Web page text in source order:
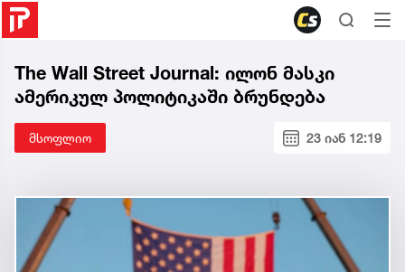
The Wall Street Journal: ილონ მასკი
ამერიკულ პოლიტიკაში ბრუნდება
მსოფლიო 23 იან 12:19